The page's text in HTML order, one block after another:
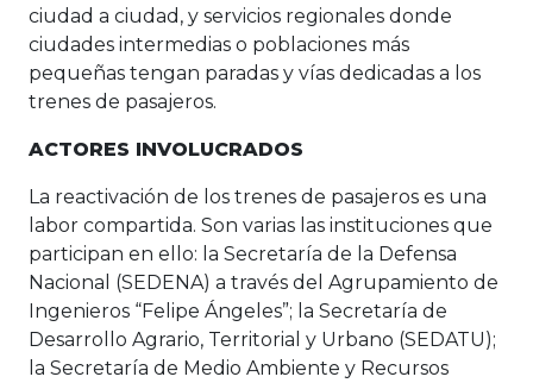
ciudad a ciudad, y servicios regionales donde
ciudades intermedias o poblaciones más
pequeñas tengan paradas y vías dedicadas a los
trenes de pasajeros.
ACTORES INVOLUCRADOS
La reactivación de los trenes de pasajeros es una
labor compartida. Son varias las instituciones que
participan en ello: la Secretaría de la Defensa
Nacional (SEDENA) a través del Agrupamiento de
Ingenieros “Felipe Ángeles”; la Secretaría de
Desarrollo Agrario, Territorial y Urbano (SEDATU);
la Secretaría de Medio Ambiente y Recursos